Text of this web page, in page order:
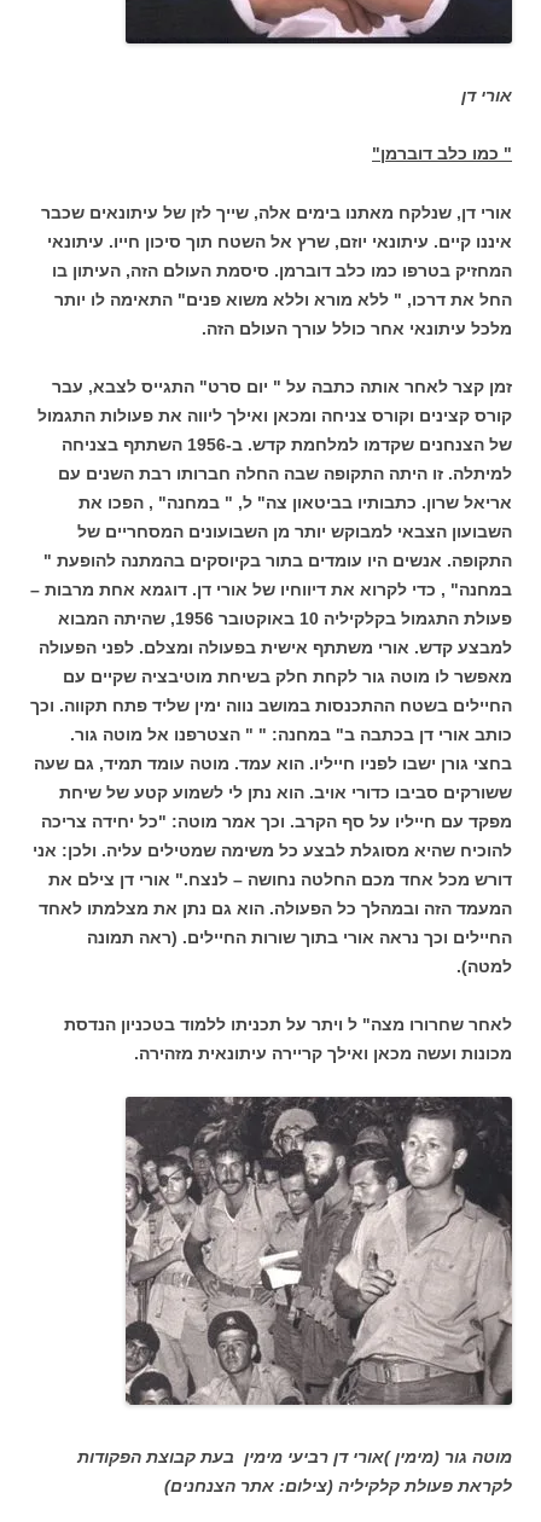
אורי דן
" כמו כלב דוברמן"
אורי דן, שנלקח מאתנו בימים אלה, שייך לזן של עיתונאים שכבר
איננו קיים. עיתונאי יוזם, שרץ אל השטח תוך סיכון חייו. עיתונאי
המחזיק בטרפו כמו כלב דוברמן. סיסמת העולם הזה, העיתון בו
החל את דרכו, " ללא מורא וללא משוא פנים" התאימה לו יותר
מלכל עיתונאי אחר כולל עורך העולם הזה.
זמן קצר לאחר אותה כתבה על " יום סרט" התגייס לצבא, עבר
קורס קצינים וקורס צניחה ומכאן ואילך ליווה את פעולות התגמול
של הצנחנים שקדמו למלחמת קדש. ב-1956 השתתף בצניחה
למיתלה. זו היתה התקופה שבה החלה חברותו רבת השנים עם
אריאל שרון. כתבותיו בביטאון צה" ל, " במחנה" , הפכו את
השבועון הצבאי למבוקש יותר מן השבועונים המסחריים של
התקופה. אנשים היו עומדים בתור בקיוסקים בהמתנה להופעת "
במחנה" , כדי לקרוא את דיווחיו של אורי דן. דוגמא אחת מרבות –
פעולת התגמול בקלקיליה 10 באוקטובר 1956, שהיתה המבוא
למבצע קדש. אורי משתתף אישית בפעולה ומצלם. לפני הפעולה
מאפשר לו מוטה גור לקחת חלק בשיחת מוטיבציה שקיים עם
החיילים בשטח ההתכנסות במושב נווה ימין שליד פתח תקווה. וכך
כותב אורי דן בכתבה ב" במחנה: " " הצטרפנו אל מוטה גור.
בחצי גורן ישבו לפניו חייליו. הוא עמד. מוטה עומד תמיד, גם שעה
ששורקים סביבו כדורי אויב. הוא נתן לי לשמוע קטע של שיחת
מפקד עם חייליו על סף הקרב. וכך אמר מוטה: "כל יחידה צריכה
להוכיח שהיא מסוגלת לבצע כל משימה שמטילים עליה. ולכן: אני
דורש מכל אחד מכם החלטה נחושה – לנצח." אורי דן צילם את
המעמד הזה ובמהלך כל הפעולה. הוא גם נתן את מצלמתו לאחד
החיילים וכך נראה אורי בתוך שורות החיילים. (ראה תמונה
למטה).
לאחר שחרורו מצה" ל ויתר על תכניתו ללמוד בטכניון הנדסת
מכונות ועשה מכאן ואילך קריירה עיתונאית מזהירה.
מוטה גור (מימין )אורי דן רביעי מימין בעת קבוצת הפקודות
לקראת פעולת קלקיליה (צילום: אתר הצנחנים)